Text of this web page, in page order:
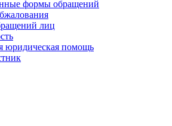
формы обращений
лиц
юридическая помощь